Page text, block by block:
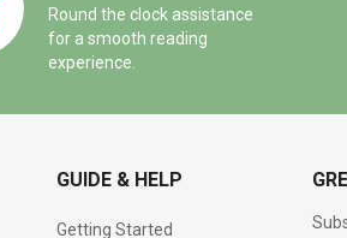
Round the clock assistance
for a smooth reading
experience.
GUIDE & HELP
Getting Started